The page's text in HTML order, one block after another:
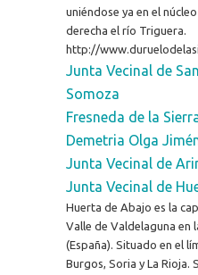
uniéndose ya en el
derecha el río Triguera.
http://
Junta Vecinal de
Somoza
Fresneda de la
Demetria Olga
Junta Vecinal de
Junta Vecinal de
Huerta de Abajo es la
Valle de Valdelaguna en
(España). Situado en el
Burgos, Soria y La Rioja.